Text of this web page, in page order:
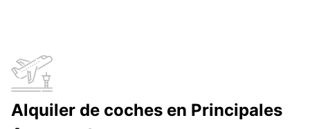
Alquiler de coches en Principales